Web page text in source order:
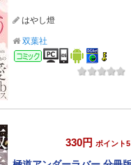
はやし燈
双葉社
コミック
330円 ポイント